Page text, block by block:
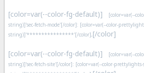
[color=var(--color-fg-default)] [color=var(--
string)]'sec-fetch-mode'[/color]: [color=var(--color-
string)]'****************'[/color],[/color]
[color=var(--color-fg-default)] [color=var(--
string)]'sec-fetch-site'[/color]: [color=var(--color-prettylights-